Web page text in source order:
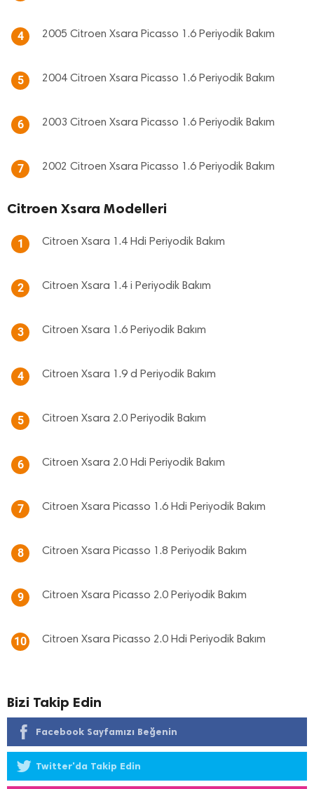
4 2005 Citroen Xsara Picasso 1.6 Periyodik Bakım
5 2004 Citroen Xsara Picasso 1.6 Periyodik Bakım
6 2003 Citroen Xsara Picasso 1.6 Periyodik Bakım
7 2002 Citroen Xsara Picasso 1.6 Periyodik Bakım
Citroen Xsara Modelleri
1 Citroen Xsara 1.4 Hdi Periyodik Bakım
2 Citroen Xsara 1.4 i Periyodik Bakım
3 Citroen Xsara 1.6 Periyodik Bakım
4 Citroen Xsara 1.9 d Periyodik Bakım
5 Citroen Xsara 2.0 Periyodik Bakım
6 Citroen Xsara 2.0 Hdi Periyodik Bakım
7 Citroen Xsara Picasso 1.6 Hdi Periyodik Bakım
8 Citroen Xsara Picasso 1.8 Periyodik Bakım
9 Citroen Xsara Picasso 2.0 Periyodik Bakım
10 Citroen Xsara Picasso 2.0 Hdi Periyodik Bakım
Bizi Takip Edin
Facebook Sayfamızı Beğenin
Twitter'da Takip Edin